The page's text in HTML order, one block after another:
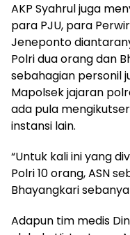
AKP Syahrul juga
para PJU, para
Jeneponto
Polri dua orang dan
sebahagian personil
Mapolsek jajaran
ada pula
instansi lain.
“Untuk kali ini yang
Polri 10 orang, ASN
Bhayangkari
Adapun tim medis